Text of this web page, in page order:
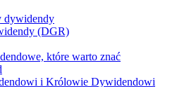
dywidendy
(DGR)
które warto znać
i Królowie Dywidendowi